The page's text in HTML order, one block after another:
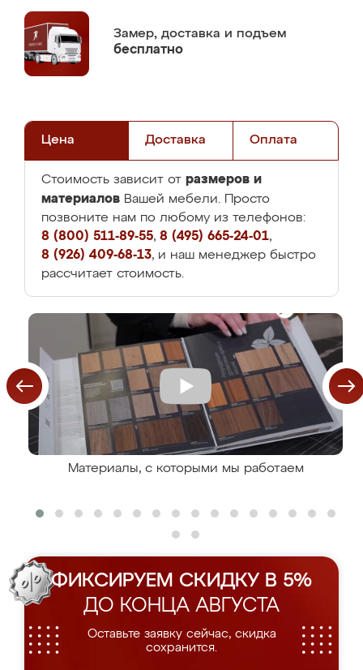
Замер, доставка и подъем
бесплатно
Цена Доставка Оплата
Стоимость зависит от размеров и
материалов Вашей мебели. Просто
позвоните нам по любому из телефонов:
8 (800) 511-89-55, 8 (495) 665-24-01,
8 (926) 409-68-13, и наш менеджер быстро
рассчитает стоимость.
Материалы, с которыми мы работаем
ФИКСИРУЕМ СКИДКУ В 5%
ДО КОНЦА АВГУСТА
Оставьте заявку сейчас, скидка
сохранится.